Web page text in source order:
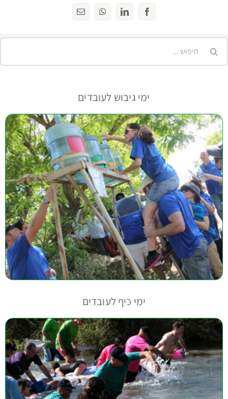
Facebook
LinkedIn
WhatsAppכתובת
ימי גיבוש לעובדים
ימי כיף לעובדים